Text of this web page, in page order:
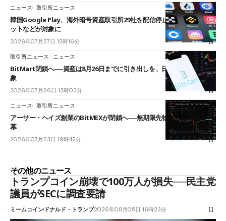
ニュース 取引所ニュース
韓国Google Play、海外暗号資産取引所29社を配信停止──OKXやバイビ
ットなどが対象に
2026年07月27日 12時16分
取引所ニュース ニュース
BitMart閉鎖へ──資産は8月26日までに引き出しを、日本人利用者も対
象
2026年07月26日 13時03分
ニュース 取引所ニュース
アーサー・ヘイズ創業のBitMEXが閉鎖へ──無期限先物を生んだ11年に
幕
2026年07月23日 19時42分
その他のニュース
トランプコイン崩壊で100万人が損失──民主党
議員がSECに調査要請
ミームコインドナルド・トランプ2026年08月05日 16時23分